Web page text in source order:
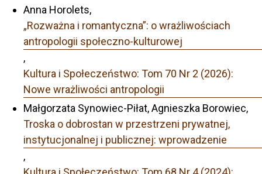
Anna Horolets,
„Rozważna i romantyczna”: o wrażliwościach
antropologii społeczno-kulturowej
,
Kultura i Społeczeństwo: Tom 70 Nr 2 (2026):
Nowe wrażliwości antropologii
Małgorzata Synowiec-Piłat, Agnieszka Borowiec,
Troska o dobrostan w przestrzeni prywatnej,
instytucjonalnej i publicznej: wprowadzenie
,